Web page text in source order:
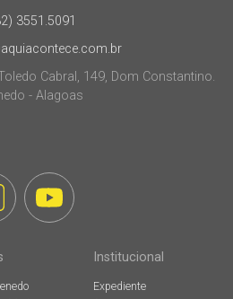
3551.5091
Cabral, 149, Dom Constantino.
- Alagoas
Institucional
Expediente